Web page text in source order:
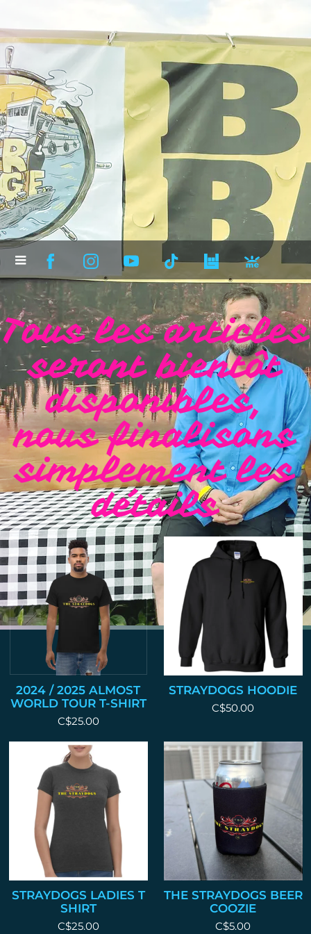
Tous les articles
seront bientôt
disponibles,
nous finalisons
simplement les
détails
2024 / 2025 ALMOST
WORLD TOUR T-SHIRT
C$25.00
STRAYDOGS HOODIE
C$50.00
STRAYDOGS LADIES T
SHIRT
C$25.00
THE STRAYDOGS BEER
COOZIE
C$5.00